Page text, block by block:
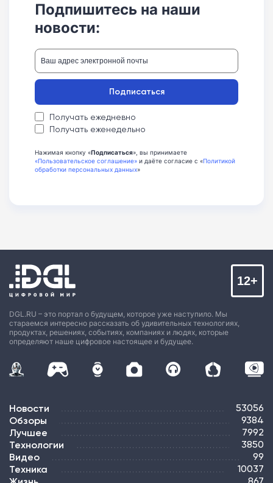
Подпишитесь на наши
новости:
Получать ежедневно
Получать еженедельно
Подписаться
Нажимая кнопку «Подписаться», вы принимаете
«Пользовательское соглашение» и даёте согласие с «Политикой
обработки персональных данных»
DGL.RU – это портал о будущем, которое уже наступило. Мы
стараемся интересно рассказать об удивительных технологиях,
продуктах, решениях, событиях, компаниях и людях, которые
определяют наше цифровое настоящее и будущее.
12+
Новости 53056
Обзоры 9384
Лучшее 7992
Технологии 3850
Видео 99
Техника 10037